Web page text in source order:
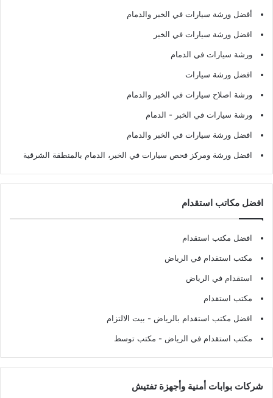
أفضل ورشة سيارات في الخبر والدمام
افضل ورشة سيارات في الخبر
ورشة سيارات في الدمام
افضل ورشة سيارات
ورشة اصلاح سيارات في الخبر والدمام
ورشة سيارات في الخبر - الدمام
افضل ورشة سيارات في الخبر والدمام
افضل ورشة ومركز فحص سيارات في الخبر، الدمام بالمنطقة الشرقية
افضل مكاتب استقدام
افضل مكتب استقدام
مكتب استقدام في الرياض
استقدام في الرياض
مكتب استقدام
افضل مكتب استقدام بالرياض - بيت الالتزام
مكتب استقدام في الرياض - مكتب توسط
شركات بوابات أمنية وأجهزة تفتيش